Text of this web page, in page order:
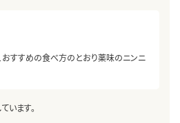
おすすめの食べ方のとおり薬味のニンニ
います。